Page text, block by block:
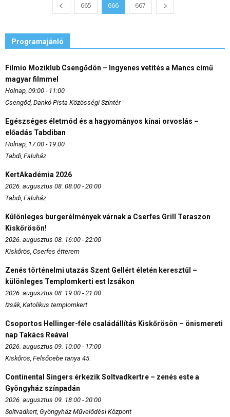
665 666 667
Programajánló
Filmio Moziklub Csengődön – Ingyenes vetítés a Mancs című
magyar filmmel
Holnap, 09:00 - 11:00
Csengőd, Dankó Pista Közösségi Színtér
Egészséges életmód és a hagyományos kínai orvoslás –
előadás Tabdiban
Holnap, 17:00 - 19:00
Tabdi, Faluház
KertAkadémia 2026
2026. augusztus 08. 08:00 - 20:00
Tabdi, Faluház
Különleges burgerélmények várnak a Cserfes Grill Teraszon
Kiskőrösön!
2026. augusztus 08. 16:00 - 22:00
Kiskőrös, Cserfes étterem
Zenés történelmi utazás Szent Gellért életén keresztül –
különleges Templomkerti est Izsákon
2026. augusztus 08. 19:00 - 21:00
Izsák, Katolikus templomkert
Csoportos Hellinger-féle családállítás Kiskőrösön – önismereti
nap Takács Reával
2026. augusztus 09. 10:00 - 17:00
Kiskőrös, Felsőcebe tanya 45.
Continental Singers érkezik Soltvadkertre – zenés este a
Gyöngyház színpadán
2026. augusztus 09. 18:00 - 20:00
Soltvadkert, Gyöngyház Művelődési Központ